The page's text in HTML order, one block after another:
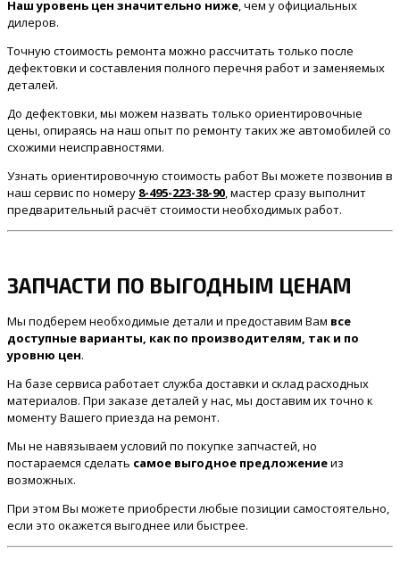
Наш уровень цен значительно ниже , чем у официальных
дилеров.
Точную стоимость ремонта можно рассчитать только после
дефектовки и составления полного перечня работ и заменяемых
деталей.
До дефектовки, мы можем назвать только ориентировочные
цены, опираясь на наш опыт по ремонту таких же автомобилей со
схожими неисправностями.
Узнать ориентировочную стоимость работ Вы можете позвонив в
наш сервис по номеру 8-495-223-38-90 , мастер сразу выполнит
предварительный расчёт стоимости необходимых работ.
ЗАПЧАСТИ ПО ВЫГОДНЫМ ЦЕНАМ
Мы подберем необходимые детали и предоставим Вам все
доступные варианты, как по производителям, так и по
уровню цен.
На базе сервиса работает служба доставки и склад расходных
материалов. При заказе деталей у нас, мы доставим их точно к
моменту Вашего приезда на ремонт.
Мы не навязываем условий по покупке запчастей, но
постараемся сделать самое выгодное предложениеиз
возможных.
При этом Вы можете приобрести любые позиции самостоятельно,
если это окажется выгоднее или быстрее.